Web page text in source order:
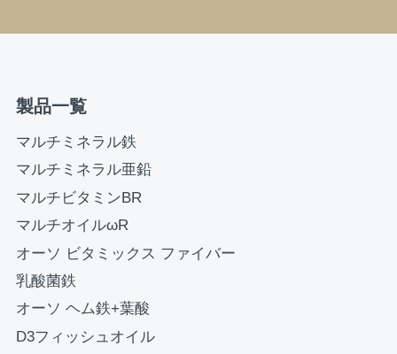
お買い物を続ける
製品一覧
マルチミネラル鉄
マルチミネラル亜鉛
マルチビタミンBR
マルチオイルωR
オーソ ビタミックス ファイバー
乳酸菌鉄
オーソ ヘム鉄+葉酸
D3フィッシュオイル